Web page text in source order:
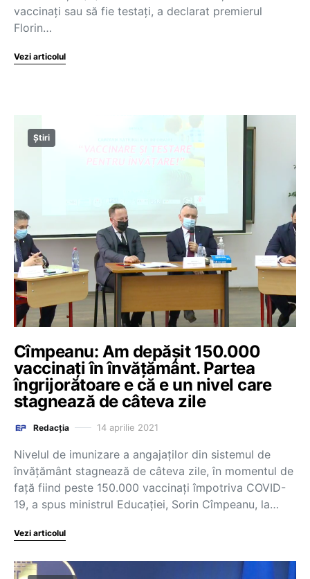
vaccinați sau să fie testați, a declarat premierul
Florin…
Vezi articolul
Știri
Cîmpeanu: Am depășit 150.000
vaccinați în învățământ. Partea
îngrijorătoare e că e un nivel care
stagnează de câteva zile
Redacția 14 aprilie 2021
Nivelul de imunizare a angajaților din sistemul de
învățământ stagnează de câteva zile, în momentul de
față fiind peste 150.000 vaccinați împotriva COVID-
19, a spus ministrul Educației, Sorin Cîmpeanu, la…
Vezi articolul